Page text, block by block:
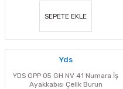
SEPETE EKLE
Yds
YDS GPP 05 GH NV 41 Numara İş
Ayakkabısı Çelik Burun